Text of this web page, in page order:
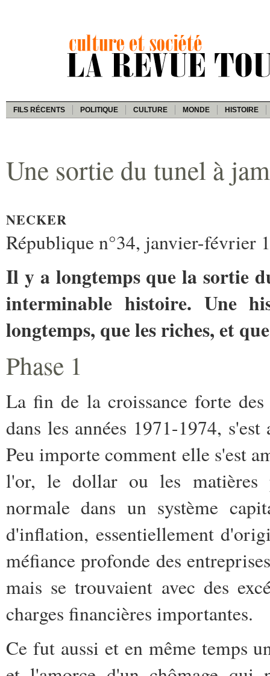
FILS RÉCENTS POLITIQUE CULTURE MONDE HISTOIRE
Une sortie du tunel à
NECKER
République n°34, janvier-février
Il y a longtemps que la sortie
interminable histoire. Une
longtemps, que les riches, et
Phase 1
La fin de la croissance forte des
dans les années 1971-1974,
Peu importe comment elle s'est
l'or, le dollar ou les matières
normale dans un système
d'inflation, essentiellement
méfiance profonde des
mais se trouvaient avec des
charges financières importantes.
Ce fut aussi et en même temps